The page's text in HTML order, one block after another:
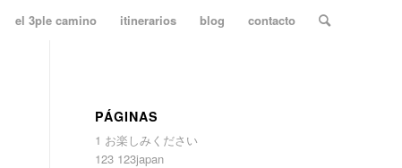
el 3ple camino itinerarios blog contacto
PÁGINAS
1 お楽しみください
123 123japan